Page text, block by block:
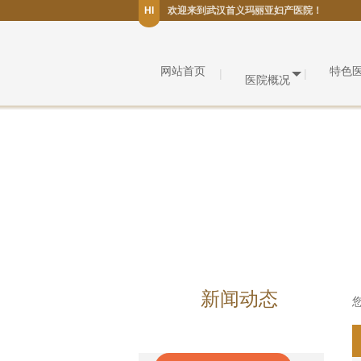
HI 欢迎来到武汉首义玛丽亚妇产医院！
网站首页
医院概况
特色
新闻动态